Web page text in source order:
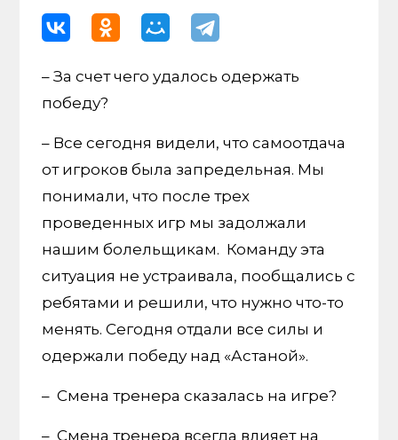
– За счет чего удалось одержать
победу?
– Все сегодня видели, что самоотдача
от игроков была запредельная. Мы
понимали, что после трех
проведенных игр мы задолжали
нашим болельщикам. Команду эта
ситуация не устраивала, пообщались с
ребятами и решили, что нужно что-то
менять. Сегодня отдали все силы и
одержали победу над «Астаной».
– Смена тренера сказалась на игре?
– Смена тренера всегда влияет на